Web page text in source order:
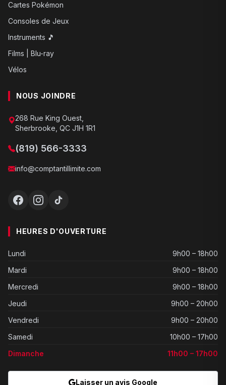
Cartes Pokémon
Consoles de Jeux
Instruments 🎵
Films | Blu-ray
Vélos
NOUS JOINDRE
268 Rue King Ouest,
Sherbrooke, QC J1H 1R1
(819) 566-3333
info@comptantillimite.com
HEURES D'OUVERTURE
Lundi
9h00 – 18h00
Mardi
9h00 – 18h00
Mercredi
9h00 – 18h00
Jeudi
9h00 – 20h00
Vendredi
9h00 – 20h00
Samedi
10h00 – 17h00
Dimanche
11h00 – 17h00
Laisser un avis Google